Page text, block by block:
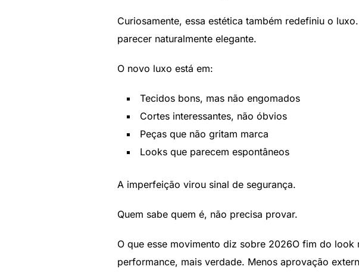
Curiosamente, essa estética também redefiniu o
parecer naturalmente elegante.
O novo luxo está em:
Tecidos bons, mas não engomados
Cortes interessantes, não óbvios
Peças que não gritam marca
Looks que parecem espontâneos
A imperfeição virou sinal de segurança.
Quem sabe quem é, não precisa provar.
O que esse movimento diz sobre 2026O fim do
performance, mais verdade. Menos aprovação